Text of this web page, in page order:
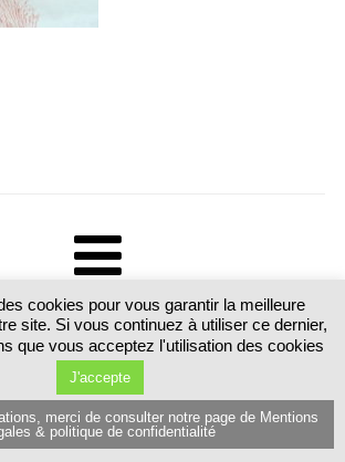
Martine Luttringer 15 route de Sarrebourg 57370
France T.+33 (0)6 89 77 80 81
cookies pour vous garantir la meilleure
site. Si vous continuez à utiliser ce dernier,
que vous acceptez l'utilisation des cookies
J'accepte
merci de consulter notre page de Mentions
& politique de confidentialité